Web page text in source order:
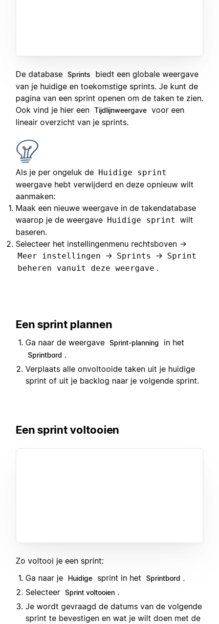
De database Sprints
biedt een globale weergave
van je huidige en toekomstige sprints. Je kunt de
pagina van een sprint openen om de taken te zien.
Ook vind je hier een Tijdlijnweergave voor een
lineair overzicht van je sprints.
Als je per ongeluk de Huidige sprint
weergave hebt verwijderd en deze opnieuw wilt
aanmaken:
Maak een nieuwe weergave in de takendatabase
waarop je de weergave Huidige sprint wilt
baseren.
Selecteer het instellingenmenu rechtsboven →
Meer instellingen → Sprints → Sprint
beheren vanuit deze weergave .
Een sprint plannen
Ga naar de weergave Sprint-planning in het
Sprintbord .
Verplaats alle onvoltooide taken uit je huidige
sprint of uit je backlog naar je volgende sprint.
Een sprint voltooien
Zo voltooi je een sprint:
Ga naar je
Huidige sprint in het Sprintbord .
Selecteer Sprint voltooien .
Je wordt gevraagd de datums van de volgende
sprint te bevestigen en wat je wilt doen met de